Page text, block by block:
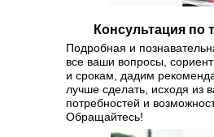
Консультация по
Подробная и
все ваши вопросы,
и срокам, дадим
лучше сделать, исходя из
потребностей и
Обращайтесь!